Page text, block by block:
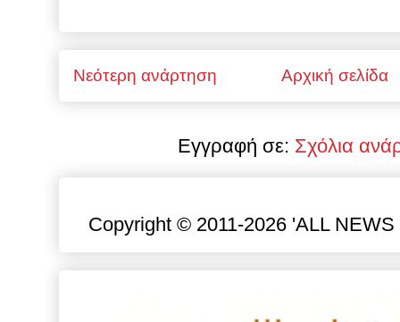
Νεότερη ανάρτηση Αρχική σελίδα
Εγγραφή σε: Σχόλια
Copyright © 2011-2026 'ALL